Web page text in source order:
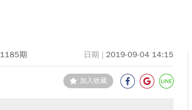
1185期 2019-09-04 14:15
加入收藏